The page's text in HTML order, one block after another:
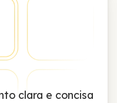
clara e concisa